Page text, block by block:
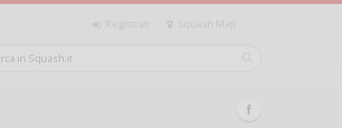
Registrati Squash Map